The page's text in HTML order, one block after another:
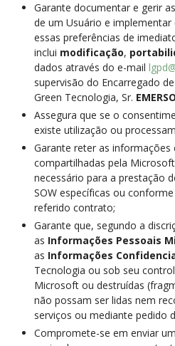
Garante documentar e gerir
de um Usuário e
essas preferências de
inclui modificação,
dados através do e-mail
supervisão do Encarregado
Green Tecnologia, Sr.
Assegura que se o
existe utilização ou
Garante reter as informações
compartilhadas pela
necessário para a prestação
SOW específicas ou
referido contrato;
Garante que, segundo a
as Informações Pessoais
as Informações
Tecnologia ou sob seu
Microsoft ou destruídas
não possam ser lidas nem
serviços ou mediante pedido
Compromete-se em enviar